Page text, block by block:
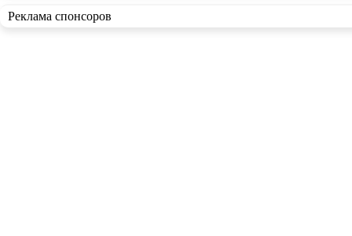
Реклама спонсоров